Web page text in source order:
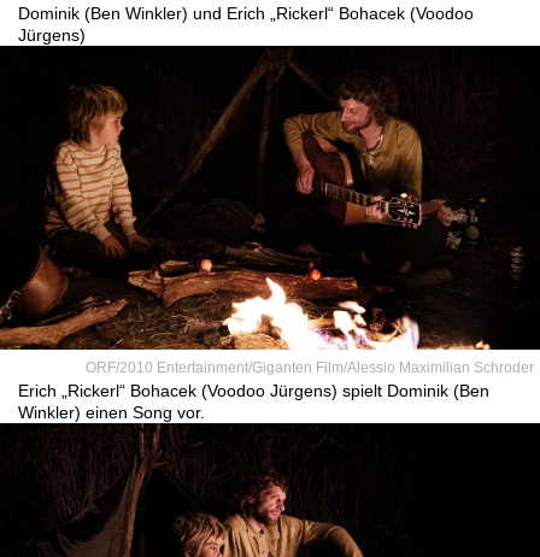
Dominik (Ben Winkler) und Erich „Rickerl“ Bohacek (Voodoo
Jürgens)
ORF/2010 Entertainment/Giganten Film/Alessio Maximilian Schroder
Erich „Rickerl“ Bohacek (Voodoo Jürgens) spielt Dominik (Ben
Winkler) einen Song vor.